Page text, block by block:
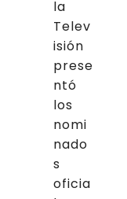
la
Telev
isión
prese
ntó
los
nomi
nado
s
oficia